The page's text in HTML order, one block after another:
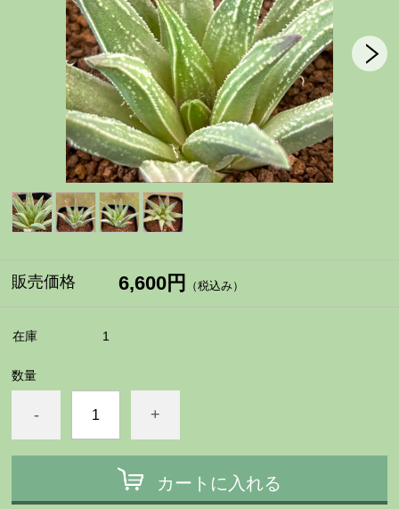
販売価格 6,600円 （税込み）
在庫 1
数量
- +
カートに入れる